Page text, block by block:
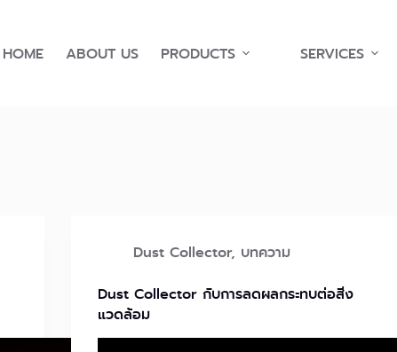
HOME ABOUT US PRODUCTS SERVICES
Dust Collector, บทความ
Dust Collector กับการลดผลกระทบต่อสิ่ง
แวดล้อม